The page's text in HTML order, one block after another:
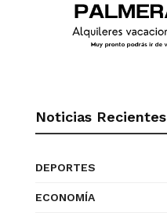
Noticias Recientes
DEPORTES
ECONOMÍA